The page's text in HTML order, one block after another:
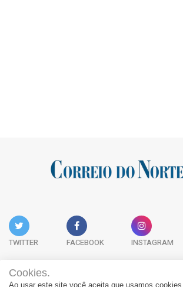
TWITTER FACEBOOK INSTAGRAM
Cookies.
Ao usar este site você aceita que usamos cookies.